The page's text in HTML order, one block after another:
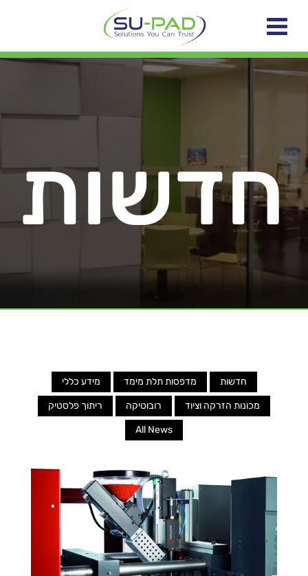
חדשות
חדשות מדפסות תלת מימד מידע כללי
מכונות הזרקה וציוד רובוטיקה ריתוך פלסטיק
All News